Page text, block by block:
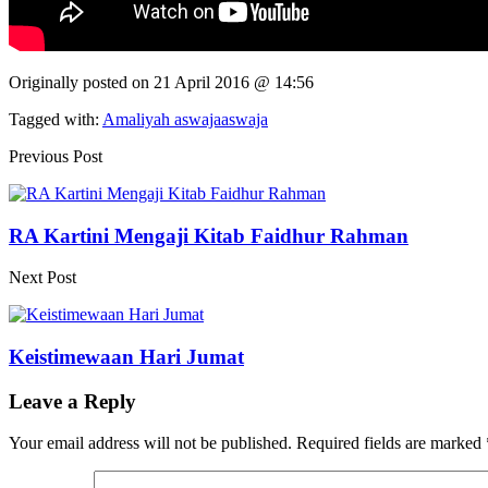
Originally posted on 21 April 2016 @ 14:56
Tagged with: Amaliyah aswajaaswaja
Previous Post
RA Kartini Mengaji Kitab Faidhur Rahman
Next Post
Keistimewaan Hari Jumat
Leave a Reply
Your email address will not be published. Required fields are marked